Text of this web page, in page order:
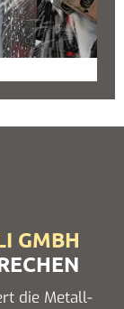
GMBH
die Metall-